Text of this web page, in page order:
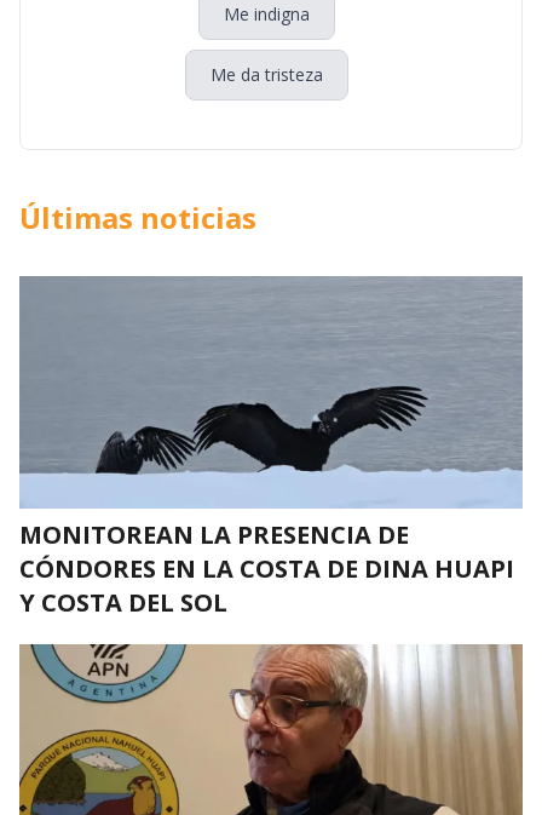
Me indigna
Me da tristeza
Últimas noticias
MONITOREAN LA PRESENCIA DE
CÓNDORES EN LA COSTA DE DINA HUAPI
Y COSTA DEL SOL